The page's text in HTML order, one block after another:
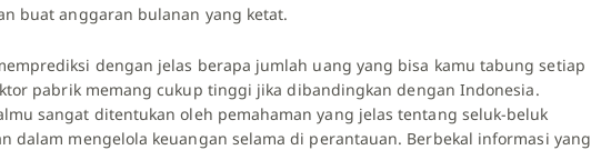
buat anggaran bulanan yang ketat.
dengan jelas berapa jumlah uang yang bisa kamu tabung setiap
pabrik memang cukup tinggi jika dibandingkan dengan Indonesia.
sangat ditentukan oleh pemahaman yang jelas tentang seluk-beluk
dalam mengelola keuangan selama di perantauan. Berbekal informasi yang